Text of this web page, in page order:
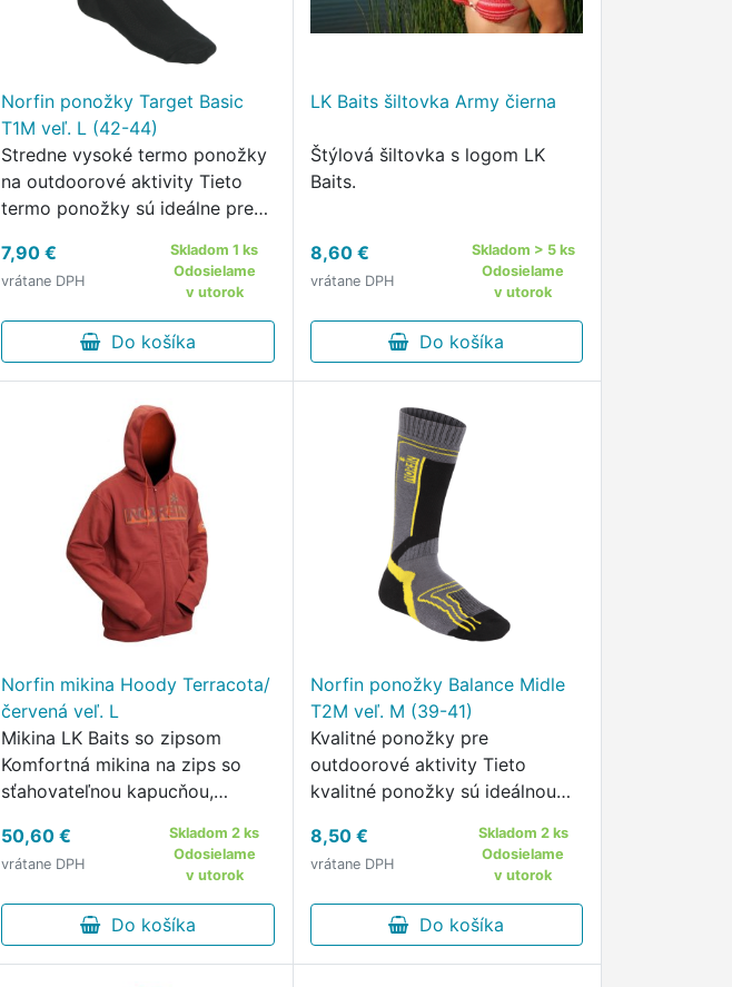
Norfin ponožky Target Basic
T1M veľ. L (42-44)
Stredne vysoké termo ponožky
na outdoorové aktivity Tieto
termo ponožky sú ideálne pre
aktivít.
7,90 €
vrátane DPH
Skladom 1 ks
Odosielame
v utorok
Do košíka
LK Baits šiltovka Army čierna
Štýlová šiltovka s logom LK
Baits.
8,60 €
vrátane DPH
Skladom > 5 ks
Odosielame
v utorok
Do košíka
Norfin mikina Hoody Terracota/
červená veľ. L
Mikina LK Baits so zipsom
Komfortná mikina na zips so
sťahovateľnou kapucňou,
nosenie.
50,60 €
vrátane DPH
Skladom 2 ks
Odosielame
v utorok
Do košíka
Norfin ponožky Balance Midle
T2M veľ. M (39-41)
Kvalitné ponožky pre
outdoorové aktivity Tieto
kvalitné ponožky sú ideálnou
poľovníctvo a ďalšie
outdoorové aktivity v
chladnejších teplotách.
8,50 €
vrátane DPH
Skladom 2 ks
Odosielame
v utorok
Do košíka